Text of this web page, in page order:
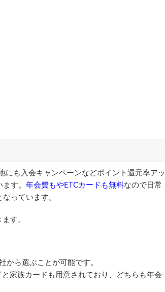
にも入会キャンペーンなどポイント還元率アッ
す。 年会費もやETCカードも無料なので日常
っています。
す。
から選ぶことが可能です。
家族カードも用意されており、どちらも年会